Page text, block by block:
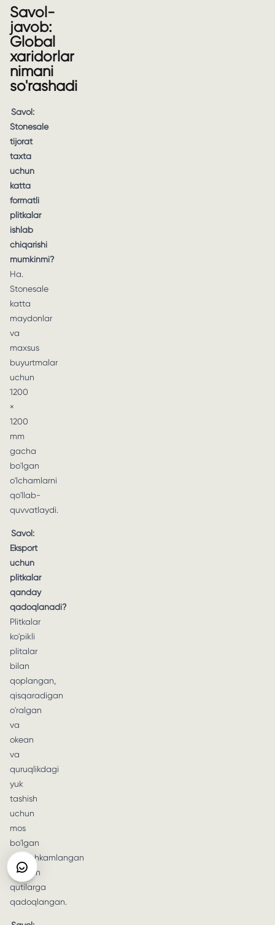
Savol-
javob:
Global
xaridorlar
nimani
so'rashadi
Savol:
Stonesale
tijorat
taxta
uchun
katta
formatli
plitkalar
ishlab
chiqarishi
mumkinmi?
Ha.
Stonesale
katta
maydonlar
va
maxsus
buyurtmalar
uchun
1200
×
1200
mm
gacha
bo'lgan
o'lchamlarni
qo'llab-
quvvatlaydi.
Savol:
Eksport
uchun
plitkalar
qanday
qadoqlanadi?
Plitkalar
ko'pikli
plitalar
bilan
qoplangan,
qisqaradigan
o'ralgan
va
okean
va
quruqlikdagi
yuk
tashish
uchun
mos
bo'lgan
mustahkamlangan
yog'och
qutilarga
qadoqlangan.